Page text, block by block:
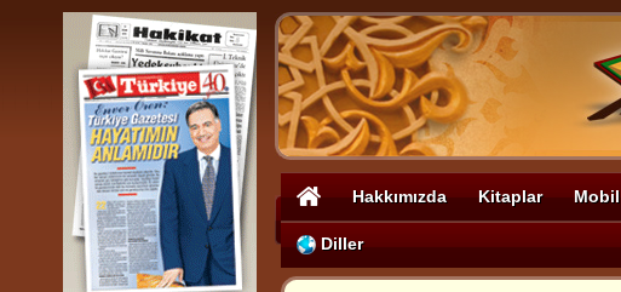
Hakkımızda Kitaplar Mobil
Diller